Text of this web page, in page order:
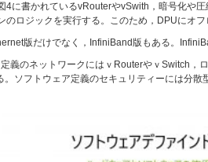
4に書かれているvRouterやvSwith，暗号化や
のロジックを実行する。このため，DPUにオ
版だけでなく，InfiniBand版もある。
義のネットワークにはｖRouterやｖSwitch
。ソフトウェア定義のセキュリティーには分